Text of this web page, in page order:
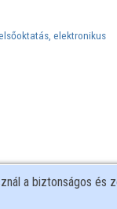
elektronikus
a biztonságos és